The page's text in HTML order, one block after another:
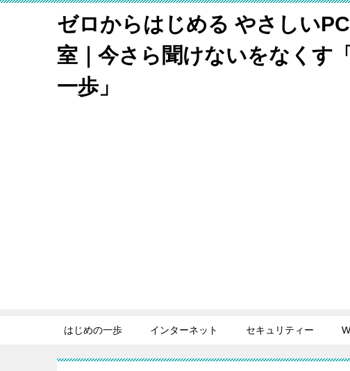
ゼロからはじめる やさしい
室｜今さら聞けないをなくす
一歩」
はじめの一歩 インターネット セキュリティー